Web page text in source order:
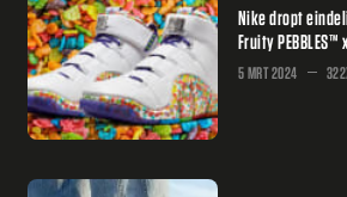
Nike dropt
Fruity PEBBLES™
5 MRT 2024